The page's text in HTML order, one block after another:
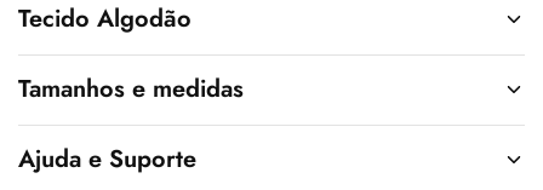
Tecido Algodão
Tamanhos e medidas
Ajuda e Suporte